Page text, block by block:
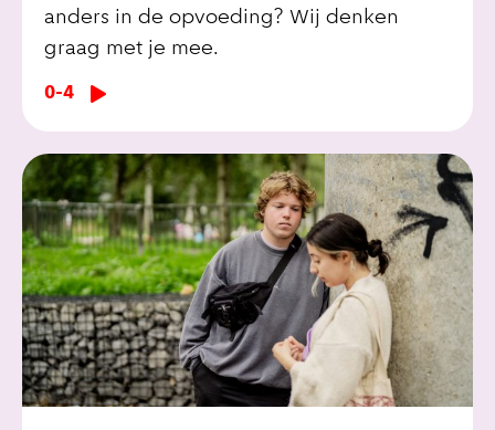
anders in de opvoeding? Wij denken
graag met je mee.
0-4